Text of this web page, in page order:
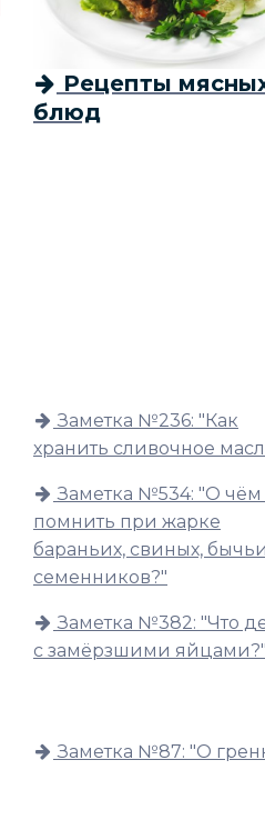
Рецепты
блюд
Заметка №236: "Как
хранить сливочное
Заметка №534: "О
помнить при жарке
бараньих, свиных,
семенников?"
Заметка №382: "Что
с замёрзшими
Заметка №87: "О